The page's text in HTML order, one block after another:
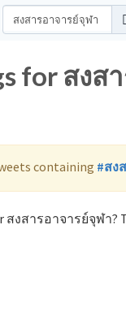
for สง
containing #สง
สงสารอาจารย์จุฬา